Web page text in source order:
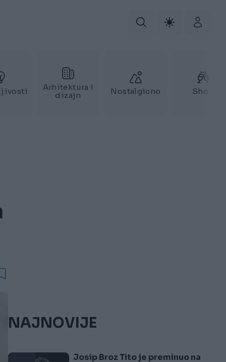
Arhitektura i
dizajn
Nostalgicno Show
NAJNOVIJE
Josip Broz Tito je preminuo na